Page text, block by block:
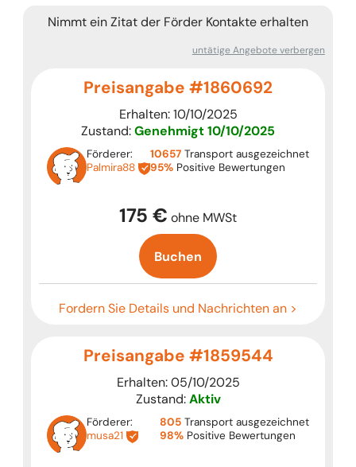
Nimmt ein Zitat der Förder Kontakte erhalten
untätige Angebote verbergen
Preisangabe #1860692
Erhalten: 10/10/2025
Zustand:Genehmigt10/10/2025
Förderer:
Palmira88
10657Transport ausgezeichnet
95%Positive Bewertungen
175 € ohne MWSt
Buchen
Fordern Sie Details und Nachrichten an >
Preisangabe #1859544
Erhalten: 05/10/2025
Zustand:Aktiv
Förderer:
musa21
805Transport ausgezeichnet
98%Positive Bewertungen